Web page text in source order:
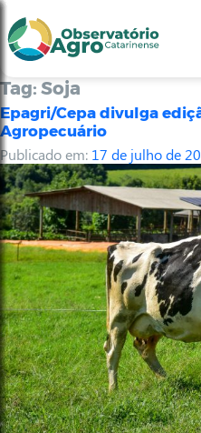
2
3
4
Tag: Soja
Epagri/Cepa divulga
Agropecuário
Publicado em: 17 de julho de